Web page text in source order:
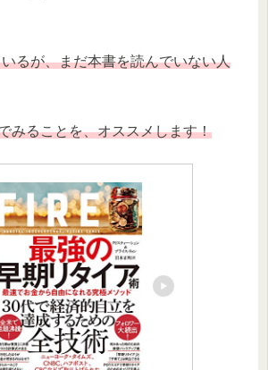
るが、まだ本書を読んでいない人
みることを、オススメします！